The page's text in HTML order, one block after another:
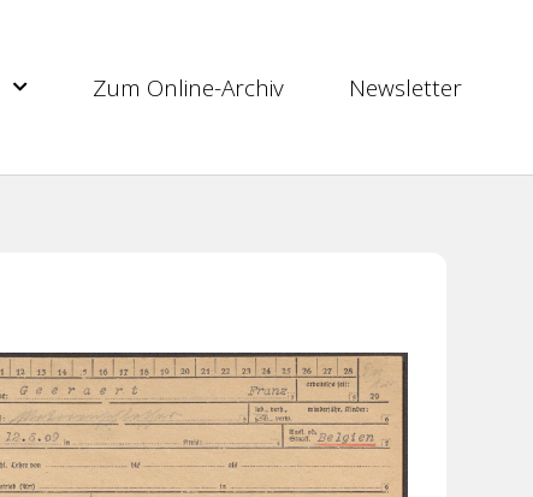
Zum Online-Archiv Newsletter